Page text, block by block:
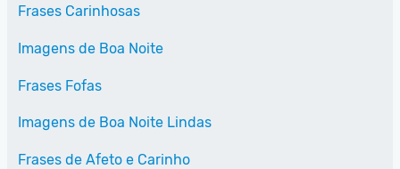
Frases Carinhosas
Imagens de Boa Noite
Frases Fofas
Imagens de Boa Noite Lindas
Frases de Afeto e Carinho